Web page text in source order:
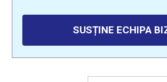
SUSȚINE ECHIPA